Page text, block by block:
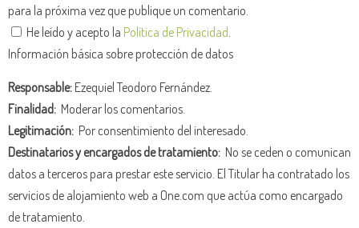
para la próxima vez que publique un comentario.
He leído y acepto la Política de Privacidad
Información básica sobre protección de datos
Responsable:Ezequiel Teodoro Fernández.
Finalidad: Moderar los comentarios.
Legitimación: Por consentimiento del interesado.
Destinatarios y encargados de tratamiento: No se ceden o comunican
datos a terceros para prestar este servicio. El Titular ha contratado los
servicios de alojamiento web a One.com que actúa como encargado
de tratamiento.